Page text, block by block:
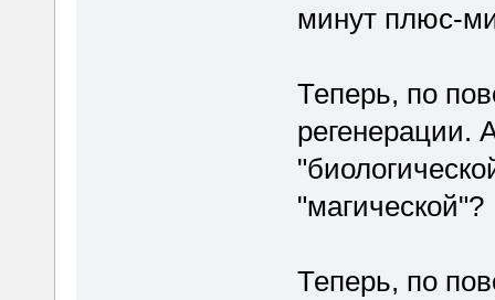
минут плюс-
Теперь, по
регенерации.
"магической"?
Теперь, по